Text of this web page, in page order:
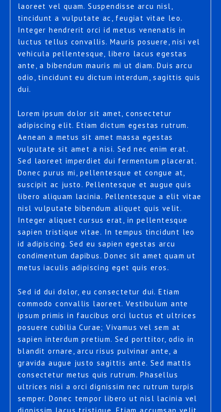
laoreet vel quam. Suspendisse arcu nisl,
tincidunt a vulputate ac, feugiat vitae leo.
Integer hendrerit orci id metus venenatis in
luctus tellus convallis. Mauris posuere, nisi vel
vehicula pellentesque, libero lacus egestas
ante, a bibendum mauris mi ut diam. Duis arcu
odio, tincidunt eu dictum interdum, sagittis quis
dui.
Lorem ipsum dolor sit amet, consectetur
adipiscing elit. Etiam dictum egestas rutrum.
Aenean a metus sit amet massa egestas
vulputate sit amet a nisi. Sed nec enim erat.
Sed laoreet imperdiet dui fermentum placerat.
Donec purus mi, pellentesque et congue at,
suscipit ac justo. Pellentesque et augue quis
libero aliquam lacinia. Pellentesque a elit vitae
nisl vulputate bibendum aliquet quis velit.
Integer aliquet cursus erat, in pellentesque
sapien tristique vitae. In tempus tincidunt leo
id adipiscing. Sed eu sapien egestas arcu
condimentum dapibus. Donec sit amet quam ut
metus iaculis adipiscing eget quis eros.
Sed id dui dolor, eu consectetur dui. Etiam
commodo convallis laoreet. Vestibulum ante
ipsum primis in faucibus orci luctus et ultrices
posuere cubilia Curae; Vivamus vel sem at
sapien interdum pretium. Sed porttitor, odio in
blandit ornare, arcu risus pulvinar ante, a
gravida augue justo sagittis ante. Sed mattis
consectetur metus quis rutrum. Phasellus
ultrices nisi a orci dignissim nec rutrum turpis
semper. Donec tempor libero ut nisl lacinia vel